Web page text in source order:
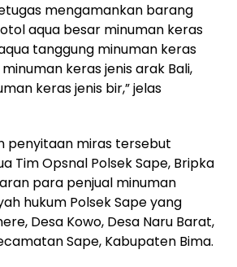
mengamankan barang
aqua besar minuman keras
tanggung minuman keras
keras jenis arak Bali,
keras jenis bir,” jelas
penyitaan miras tersebut
Tim Opsnal Polsek Sape, Bripka
para penjual minuman
hukum Polsek Sape yang
Desa Kowo, Desa Naru Barat,
Sape, Kabupaten Bima.